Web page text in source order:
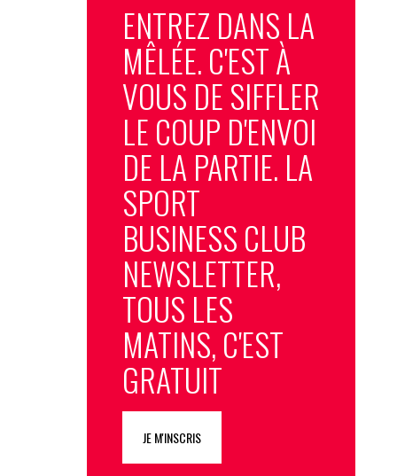
ENTREZ DANS LA
MÊLÉE. C'EST À
VOUS DE SIFFLER
LE COUP D'ENVOI
DE LA PARTIE. LA
SPORT
BUSINESS CLUB
NEWSLETTER,
TOUS LES
MATINS, C'EST
GRATUIT
JE M'INSCRIS